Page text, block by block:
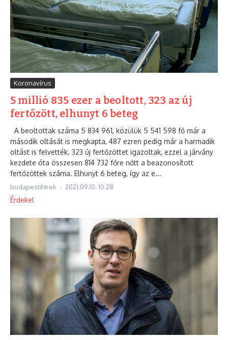
Koronavírus
5 millió 835 ezer a beoltott, 323 az új
fertőzött, elhunyt 6 beteg
A beoltottak száma 5 834 961, közülük 5 541 598 fő már a
második oltását is megkapta, 487 ezren pedig már a harmadik
oltást is felvették. 323 új fertőzöttet igazoltak, ezzel a járvány
kezdete óta összesen 814 732 főre nőtt a beazonosított
fertőzöttek száma. Elhunyt 6 beteg, így az e...
budapestihirek 2021.09.10. 10:28
Érdekel